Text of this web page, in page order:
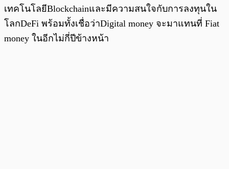
เทคโนโลยีBlockchainและมีความสนใจกับการลงทุนใน
โลกDeFi พร้อมทั้งเชื่อว่าDigital money จะมาแทนที่ Fiat
money ในอีกไม่กี่ปีข้างหน้า